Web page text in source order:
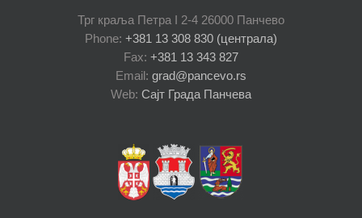
Трг краља Петра I 2-4 26000 Панчево
Phone: +381 13 308 830 (централа)
Fax: +381 13 343 827
Email: grad@pancevo.rs
Web: Сајт Града Панчева